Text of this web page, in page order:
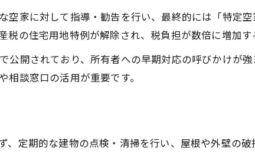
家に対して指導・勧告を行い、最終的には「特定
の住宅用地特例が解除され、税負担が数倍に増加す
開されており、所有者への早期対応の呼びかけが
談窓口の活用が重要です。
定期的な建物の点検・清掃を行い、屋根や外壁の